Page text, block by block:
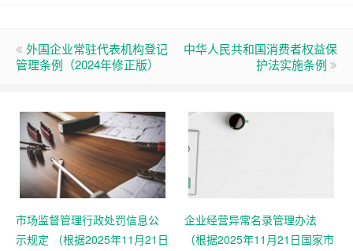
外国企业常驻代表机构登记
管理条例（2024年修正版）
中华人民共和国消费者权益保
护法实施条例
市场监督管理行政处罚信息公
示规定 （根据2025年11月21日
企业经营异常名录管理办法
（根据2025年11月21日国家市